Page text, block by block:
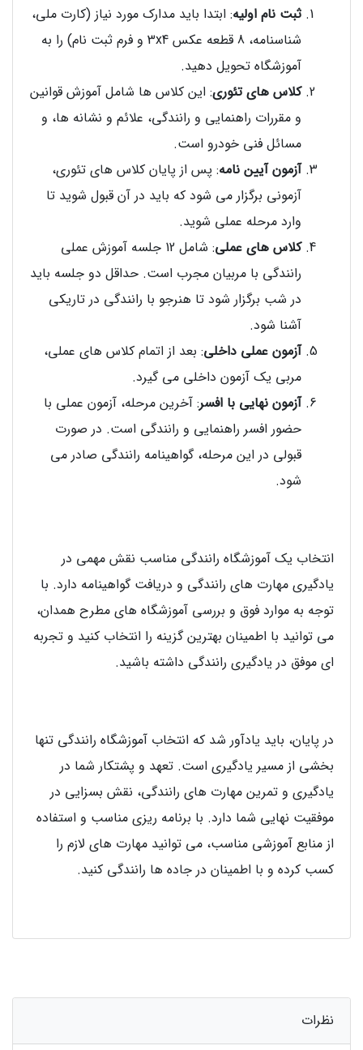
ثبت نام اولیه: ابتدا باید مدارک مورد نیاز (کارت ملی،
شناسنامه، 8 قطعه عکس 3x4 و فرم ثبت نام) را به
آموزشگاه تحویل دهید.
کلاس های تئوری: این کلاس ها شامل آموزش قوانین
و مقررات راهنمایی و رانندگی، علائم و نشانه ها، و
مسائل فنی خودرو است.
آزمون آیین نامه: پس از پایان کلاس های تئوری،
آزمونی برگزار می شود که باید در آن قبول شوید تا
وارد مرحله عملی شوید.
کلاس های عملی
: شامل 12 جلسه آموزش عملی
رانندگی با مربیان مجرب است. حداقل دو جلسه باید
در شب برگزار شود تا هنرجو با رانندگی در تاریکی
آشنا شود.
آزمون عملی داخلی: بعد از اتمام کلاس های عملی،
مربی یک آزمون داخلی می گیرد.
آزمون نهایی با افسر: آخرین مرحله، آزمون عملی با
حضور افسر راهنمایی و رانندگی است. در صورت
قبولی در این مرحله، گواهینامه رانندگی صادر می
شود.
انتخاب یک آموزشگاه رانندگی مناسب نقش مهمی در
یادگیری مهارت های رانندگی و دریافت گواهینامه دارد. با
توجه به موارد فوق و بررسی آموزشگاه های مطرح همدان،
می توانید با اطمینان بهترین گزینه را انتخاب کنید و تجربه
ای موفق در یادگیری رانندگی داشته باشید.
در پایان، باید یادآور شد که انتخاب آموزشگاه رانندگی تنها
بخشی از مسیر یادگیری است. تعهد و پشتکار شما در
یادگیری و تمرین مهارت های رانندگی، نقش بسزایی در
موفقیت نهایی شما دارد. با برنامه ریزی مناسب و استفاده
از منابع آموزشی مناسب، می توانید مهارت های لازم را
کسب کرده و با اطمینان در جاده ها رانندگی کنید.
نظرات